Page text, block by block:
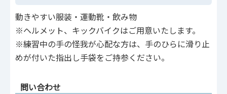
動きやすい服装・運動靴・飲み物
※ヘルメット、キックバイクはご用意いたします。
※練習中の手の怪我が心配な方は、手のひらに滑り止
めが付いた指出し手袋をご持参ください。
問い合わせ